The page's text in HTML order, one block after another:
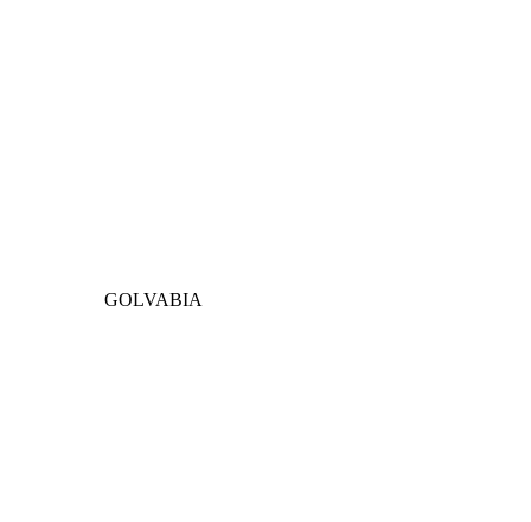
GOLVABIA